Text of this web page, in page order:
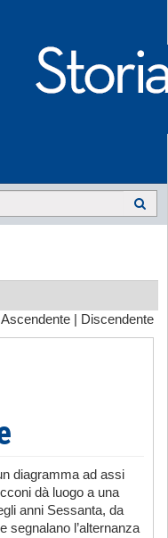
Ascendente Discendente
diagramma ad assi
dà luogo a una
anni Sessanta, da
segnalano l’alternanza